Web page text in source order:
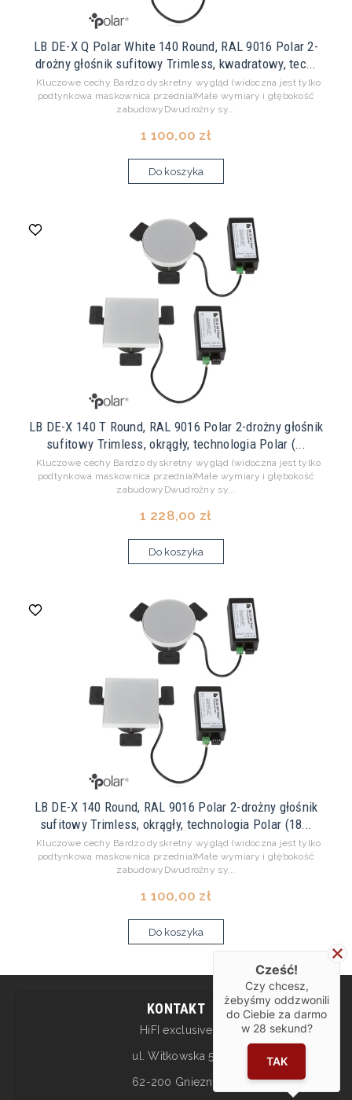
LB DE-X Q Polar White 140 Round, RAL 9016 Polar 2-
drożny głośnik sufitowy Trimless, kwadratowy, tec...
Kluczowe cechy Bardzo dyskretny wygląd (widoczna jest tylko
podtynkowa maskownica przednia)Małe wymiary i głębokość
zabudowyDwudrożny sy...
1 100,00 zł
Do koszyka
LB DE-X 140 T Round, RAL 9016 Polar 2-drożny głośnik
sufitowy Trimless, okrągły, technologia Polar (...
Kluczowe cechy Bardzo dyskretny wygląd (widoczna jest tylko
podtynkowa maskownica przednia)Małe wymiary i głębokość
zabudowyDwudrożny sy...
1 228,00 zł
Do koszyka
LB DE-X 140 Round, RAL 9016 Polar 2-drożny głośnik
sufitowy Trimless, okrągły, technologia Polar (18...
Kluczowe cechy Bardzo dyskretny wygląd (widoczna jest tylko
podtynkowa maskownica przednia)Małe wymiary i głębokość
zabudowyDwudrożny sy...
1 100,00 zł
Do koszyka
KONTAKT
HiFI exclusive
ul. Witkowska 5a
62-200 Gniezno
Cześć!
Czy chcesz,
żebyśmy oddzwonili
do Ciebie za darmo
w 28 sekund?
TAK